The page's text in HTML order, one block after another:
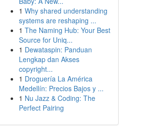
1 Why shared understanding
systems are reshaping ...
1 The Naming Hub: Your Best
Source for Uniq...
1 Dewataspin: Panduan
Lengkap dan Akses
copyright...
1 Droguería La América
Medellín: Precios Bajos y ...
1 Nu Jazz & Coding: The
Perfect Pairing